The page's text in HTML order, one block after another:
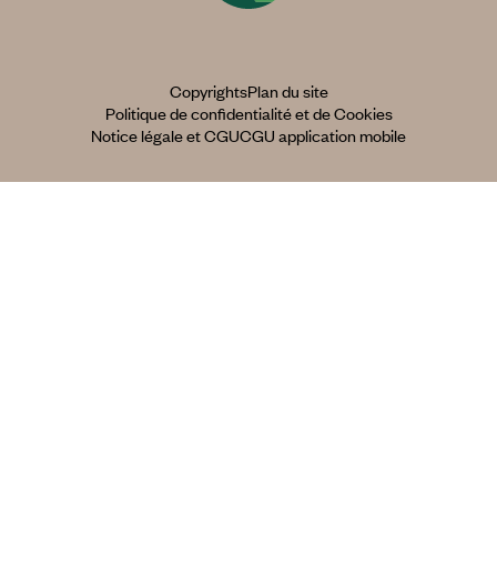
CopyrightsPlan du site
Politique de confidentialité et de Cookies
Notice légale et CGUCGU application mobile